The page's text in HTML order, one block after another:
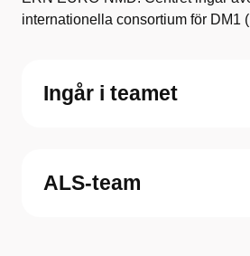
internationella consortium för DM1
Ingår i teamet
ALS-team